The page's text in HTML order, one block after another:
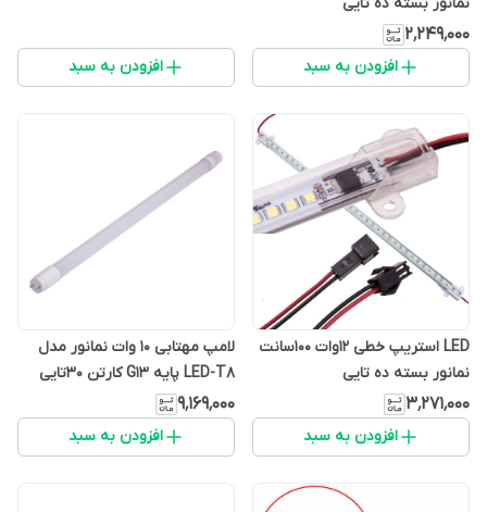
۲٬۲۴۹٬۰۰۰
افزودن به سبد افزودن به سبد
LED استریپ خطی 12وات 100سانت
نمانور بسته ده تایی
۳٬۲۷۱٬۰۰۰
افزودن به سبد
لامپ مهتابی 10 وات نمانور مدل
LED-T8 پایه G13 کارتن 30تایی
۹٬۱۶۹٬۰۰۰
افزودن به سبد